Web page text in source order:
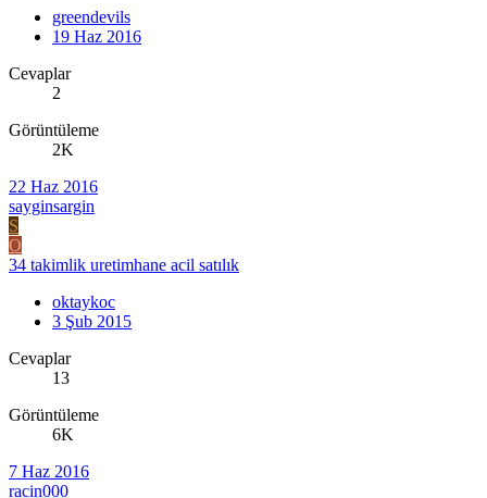
greendevils
19 Haz 2016
Cevaplar
2
Görüntüleme
2K
22 Haz 2016
sayginsargin
S
O
34 takimlik uretimhane acil satılık
oktaykoc
3 Şub 2015
Cevaplar
13
Görüntüleme
6K
7 Haz 2016
racin000